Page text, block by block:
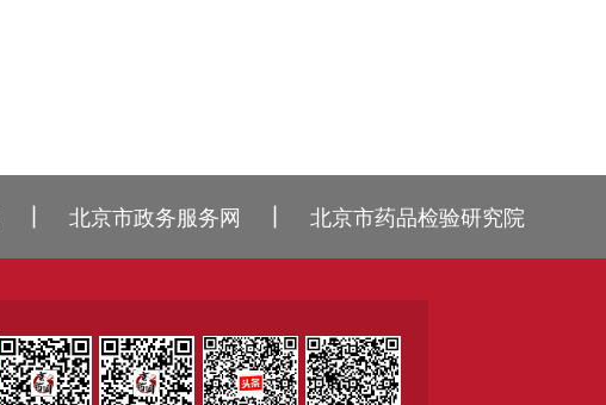
北京市政务服务网 北京市药品检验研究院